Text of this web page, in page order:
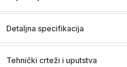
Detaljna specifikacija
Tehnički crteži i uputstva